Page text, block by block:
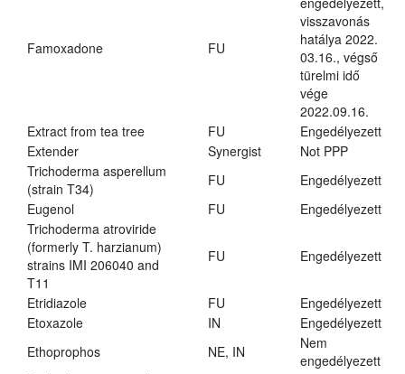
Famoxadone FU
visszavonás
hatálya 2022.
03.16., végső
türelmi idő
vége
2022.09.16.
Extract from tea tree
FU
Engedélyezett
Extender
Synergist
Not PPP
Trichoderma asperellum
(strain T34)
FU
Engedélyezett
Eugenol
FU
Engedélyezett
Trichoderma atroviride
(formerly T. harzianum)
strains IMI 206040 and
T11
FU Engedélyezett
Etridiazole FU
Engedélyezett
Etoxazole
IN
Engedélyezett
Ethoprophos
NE, IN
Nem
engedélyezett